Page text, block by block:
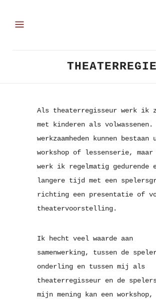
THEATERREGIE
Als theaterregisseur werk ik
met kinderen als volwassenen.
werkzaamheden kunnen
workshop of lessenserie, maar
werk ik regelmatig gedurende
langere tijd met een
richting een presentatie of
theatervoorstelling.
Ik hecht veel waarde aan
samenwerking, tussen de
onderling en tussen mij als
theaterregisseur en de
mijn mening kan een